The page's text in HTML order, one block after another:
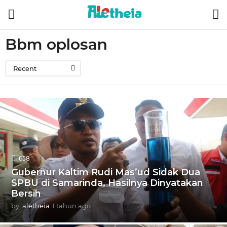
Bbm oplosan
Recent
658
Gubernur Kaltim Rudi Mas’ud Sidak Dua
SPBU di Samarinda, Hasilnya Dinyatakan
Bersih
by aletheia 1 tahun ago
a